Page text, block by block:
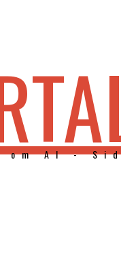
om AI -